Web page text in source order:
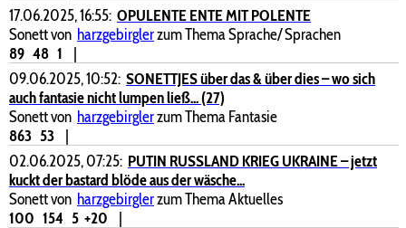
17.06.2025, 16:55: OPULENTE ENTE MIT POLENTE
Sonett von harzgebirglerzum Thema Sprache/ Sprachen
89 48 1
|
09.06.2025, 10:52: SONETTJES über das & über dies – wo sich
auch fantasie nicht lumpen ließ... (27)
Sonett von harzgebirglerzum Thema Fantasie
863 53
|
02.06.2025, 07:25: PUTIN RUSSLAND KRIEG UKRAINE – jetzt
kuckt der bastard blöde aus der wäsche...
Sonett von harzgebirglerzum Thema Aktuelles
100 154 5 +20
|